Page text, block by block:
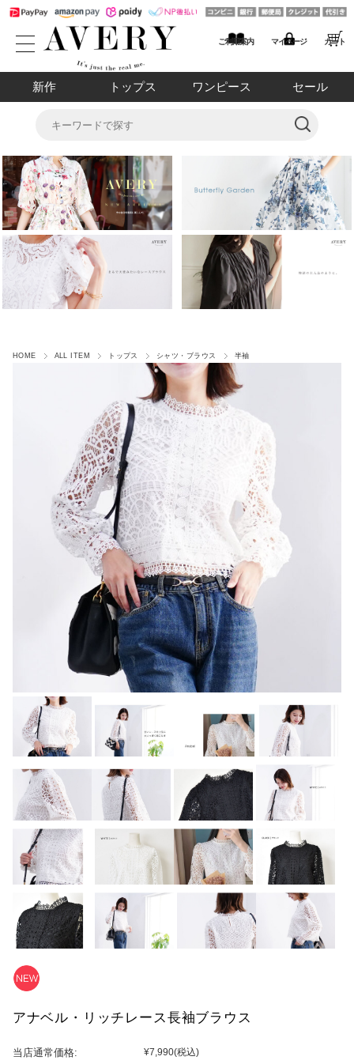
ご利用案内 マイページ カート
新作 トップス ワンピース セール
HOME ALL ITEM トップス シャツ・ブラウス 半袖
アナベル・リッチレース長袖ブラウス
当店通常価格: ¥7,990(税込)